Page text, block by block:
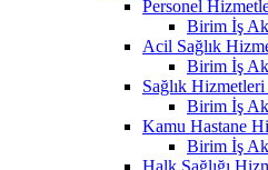
Personel
Birim İş
Acil Sağlık
Birim İş
Sağlık Hizmetleri
Birim İş
Kamu Hastane
Birim İş
Halk Sağlığı